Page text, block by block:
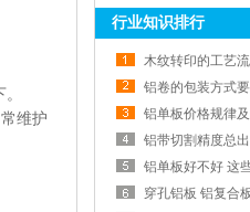
维护
行业知识排行
铝卷的包装方式